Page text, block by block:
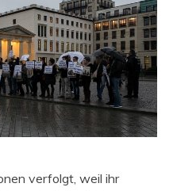
verfolgt, weil ihr